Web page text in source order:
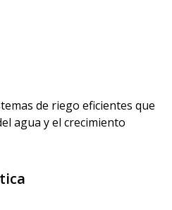
de riego eficientes que
agua y el crecimiento